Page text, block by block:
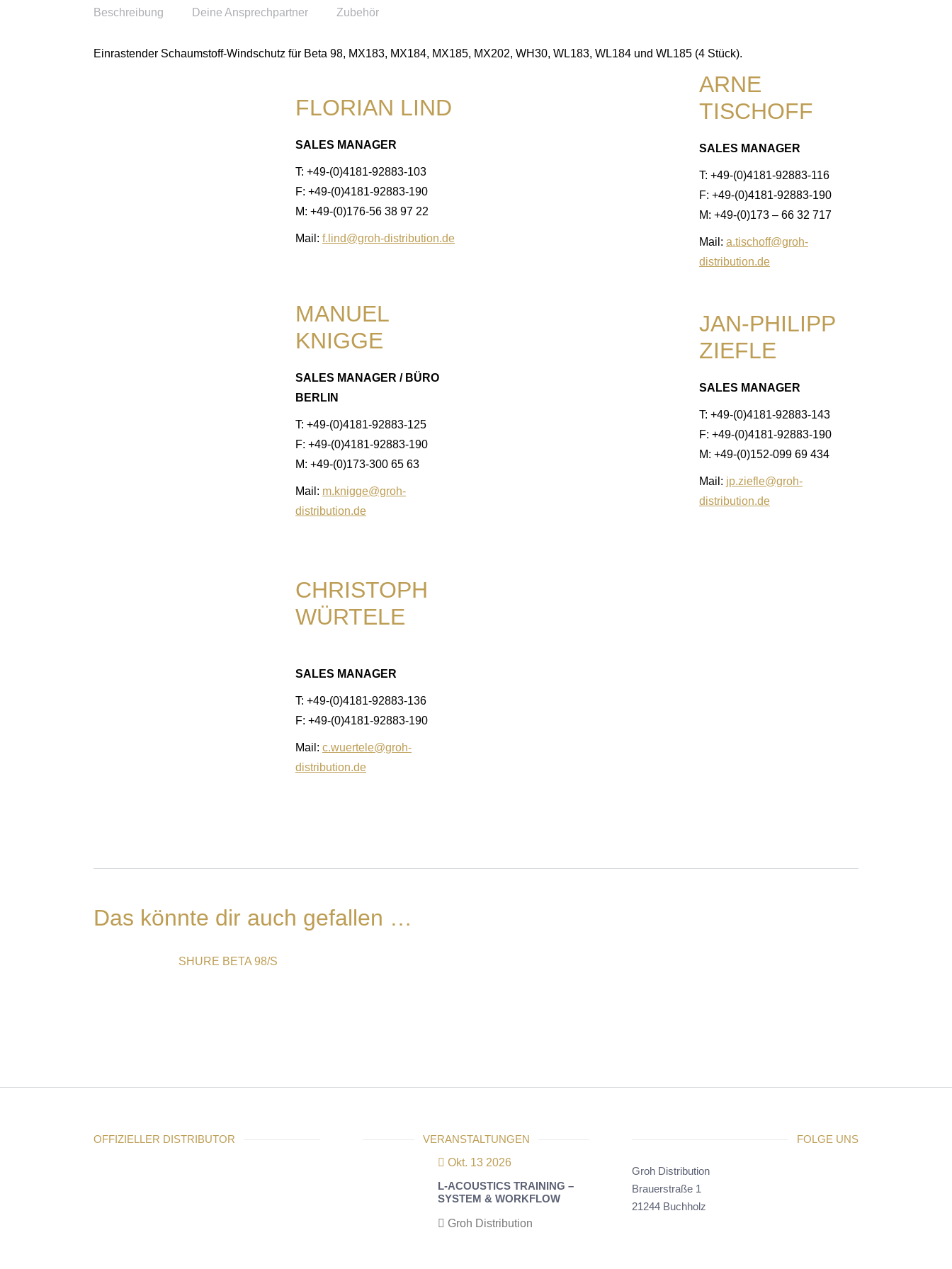
Beschreibung Deine Ansprechpartner Zubehör
Einrastender Schaumstoff-Windschutz für Beta 98, MX183, MX184, MX185, MX202, WH30, WL183, WL184 und WL185 (4 Stück).
FLORIAN LIND
SALES MANAGER
T: +49-(0)4181-92883-103
F: +49-(0)4181-92883-190
M: +49-(0)176-56 38 97 22
Mail: f.lind@groh-distribution.de
ARNE
TISCHOFF
SALES MANAGER
T: +49-(0)4181-92883-116
F: +49-(0)4181-92883-190
M: +49-(0)173 – 66 32 717
Mail: a.tischoff@groh-
distribution.de
MANUEL
KNIGGE
SALES MANAGER / BÜRO
BERLIN
T: +49-(0)4181-92883-125
F: +49-(0)4181-92883-190
M: +49-(0)173-300 65 63
Mail: m.knigge@groh-
distribution.de
JAN-PHILIPP
ZIEFLE
SALES MANAGER
T: +49-(0)4181-92883-143
F: +49-(0)4181-92883-190
M: +49-(0)152-099 69 434
Mail: jp.ziefle@groh-
distribution.de
CHRISTOPH
WÜRTELE
SALES MANAGER
T: +49-(0)4181-92883-136
F: +49-(0)4181-92883-190
Mail: c.wuertele@groh-
distribution.de
Das könnte dir auch gefallen …
SHURE BETA 98/S
OFFIZIELLER DISTRIBUTOR
VERANSTALTUNGEN
Okt. 13 2026
L-ACOUSTICS TRAINING –
SYSTEM & WORKFLOW
Groh Distribution
FOLGE UNS
Groh Distribution
Brauerstraße 1
21244 Buchholz